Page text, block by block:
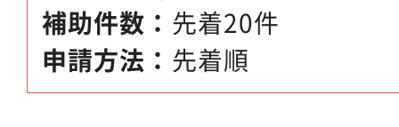
補助件数： 先着20件
申請方法： 先着順